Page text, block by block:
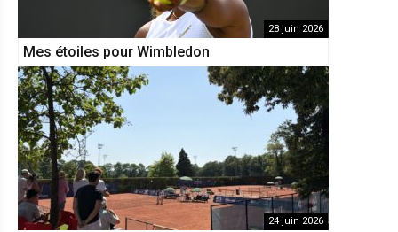
28 juin 2026
Mes étoiles pour Wimbledon
24 juin 2026